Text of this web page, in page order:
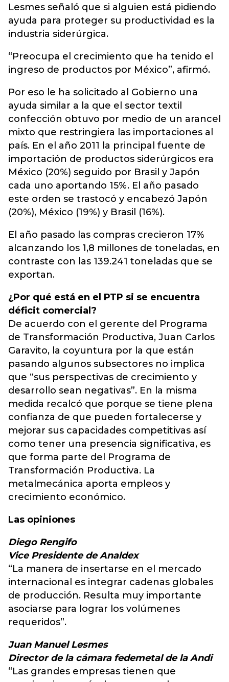
Lesmes señaló que si alguien está pidiendo
ayuda para proteger su productividad es la
industria siderúrgica.
“Preocupa el crecimiento que ha tenido el
ingreso de productos por México”, afirmó.
Por eso le ha solicitado al Gobierno una
ayuda similar a la que el sector textil
confección obtuvo por medio de un arancel
mixto que restringiera las importaciones al
país. En el año 2011 la principal fuente de
importación de productos siderúrgicos era
México (20%) seguido por Brasil y Japón
cada uno aportando 15%. El año pasado
este orden se trastocó y encabezó Japón
(20%), México (19%) y Brasil (16%).
El año pasado las compras crecieron 17%
alcanzando los 1,8 millones de toneladas, en
contraste con las 139.241 toneladas que se
exportan.
¿Por qué está en el PTP si se encuentra
déficit comercial?
De acuerdo con el gerente del Programa
de Transformación Productiva, Juan Carlos
Garavito, la coyuntura por la que están
pasando algunos subsectores no implica
que “sus perspectivas de crecimiento y
desarrollo sean negativas”. En la misma
medida recalcó que porque se tiene plena
confianza de que pueden fortalecerse y
mejorar sus capacidades competitivas así
como tener una presencia significativa, es
que forma parte del Programa de
Transformación Productiva. La
metalmecánica aporta empleos y
crecimiento económico.
Las opiniones
Diego Rengifo
Vice Presidente de Analdex
“La manera de insertarse en el mercado
internacional es integrar cadenas globales
de producción. Resulta muy importante
asociarse para lograr los volúmenes
requeridos”.
Juan Manuel Lesmes
Director de la cámara fedemetal de la Andi
“Las grandes empresas tienen que